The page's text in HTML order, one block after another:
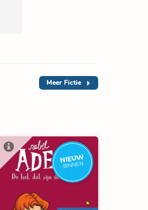
Meer Fictie
NIEUW
BINNEN